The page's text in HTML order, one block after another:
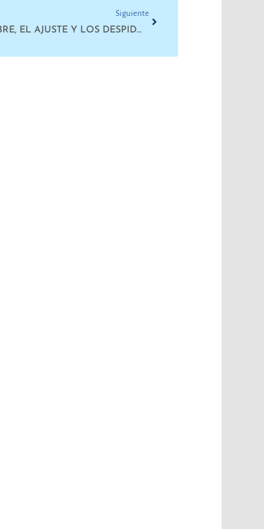
Siguiente
ROSARIO CONTRA EL HAMBRE, EL AJUSTE Y LOS DESPIDOS